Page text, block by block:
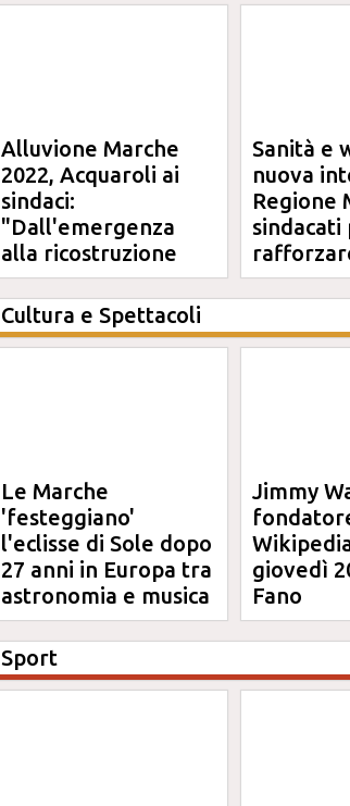
Alluvione Marche
2022, Acquaroli ai
sindaci:
"Dall'emergenza
alla ricostruzione
definitiva"
Sanità e
nuova
Regione
sindacati
Cultura e Spettacoli
Le Marche
'festeggiano'
l'eclisse di Sole dopo
27 anni in Europa tra
astronomia e musica
Jimmy
giovedì
Fano
Sport